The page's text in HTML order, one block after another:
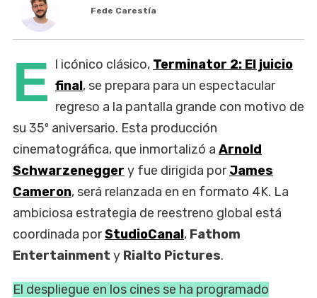
Fede Carestía
E l icónico clásico, Terminator 2: El juicio
final, se prepara para un espectacular
regreso a la pantalla grande con motivo de
su 35º aniversario. Esta producción
cinematográfica, que inmortalizó a Arnold
Schwarzenegger y fue dirigida porJames
Cameron, será relanzada en en formato 4K. La
ambiciosa estrategia de reestreno global está
coordinada porStudioCanal, Fathom
Entertainment y Rialto Pictures.
El despliegue en los cines se ha programado